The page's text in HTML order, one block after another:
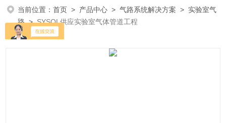
当前位置：首页 > 产品中心 >气路系统解决方案 > 实验室气
路>SYSQL供应实验室气体管道工程